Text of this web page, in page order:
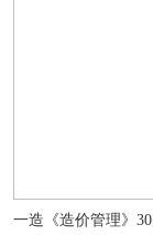
一造《造价管理》